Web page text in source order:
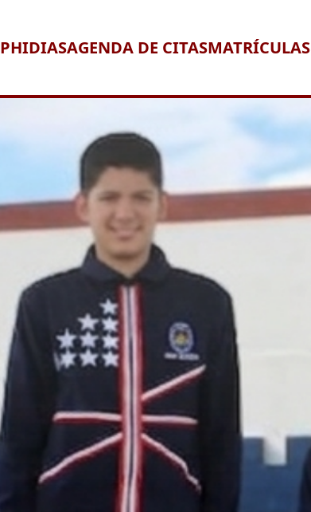
PHIDIASAGENDA DE CITASMATRÍCULAS